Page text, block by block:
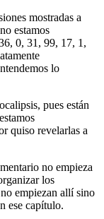
mostradas a
estamos
0, 31, 99, 17, 1,
lo
pues están
quiso revelarlas a
no empieza
los
empiezan allí sino
ese capítulo.